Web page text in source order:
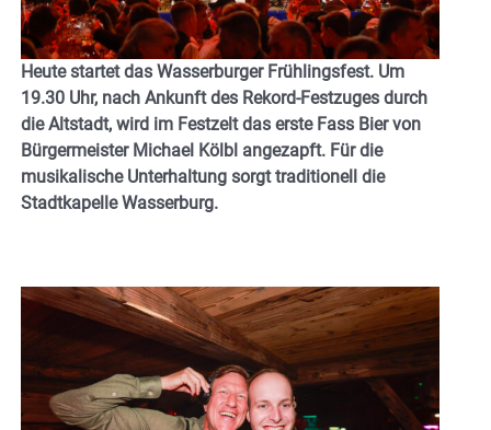
Heute startet das Wasserburger Frühlingsfest. Um
19.30 Uhr, nach Ankunft des Rekord-Festzuges durch
die Altstadt, wird im Festzelt das erste Fass Bier von
Bürgermeister Michael Kölbl angezapft. Für die
musikalische Unterhaltung sorgt traditionell die
Stadtkapelle Wasserburg.